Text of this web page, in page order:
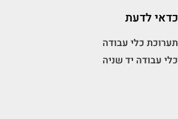
כדאי לדעת
תערוכת כלי עבודה
כלי עבודה יד שניה